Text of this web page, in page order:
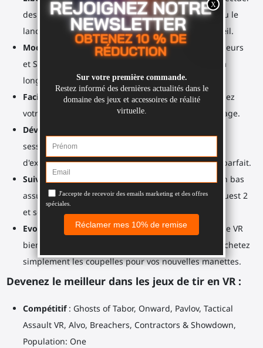
des actions secondaires comme le rechargement ou le
lancer de grenades, puis remettez-la en un clin d’œil.
Modulable
: Simulateur idéal pour pistolets-mitrailleurs
et SMGs. Ajoutez une crosse pour épauler et viser à
longue distance.
Facile à apprendre, facile à maîtriser aussi: Saisissez
votre gunstock et trouvez rapidement le bon calibrage.
Développez votre mémoire musculaire
session, remarquez à quel point il est plus facile
d'exécuter rapidement un tir ou un rechargement parfait.
Suivi parfait
: Les coupelles de manettes placées en bas
assurent un signal clair entre votre casque Meta Quest 2
et ses manettes.
Evolue avec vous: Vous achetez un nouveau casque VR
bientôt ? Pas besoin de racheter tout l’accessoire. Achetez
simplement les coupelles pour vos nouvelles manettes.
Devenez le meilleur dans les jeux de tir en VR :
Compétitif: Ghosts of Tabor, Onward, Pavlov, Tactical
Assault VR, Alvo, Breachers, Contractors & Showdown,
Population: One